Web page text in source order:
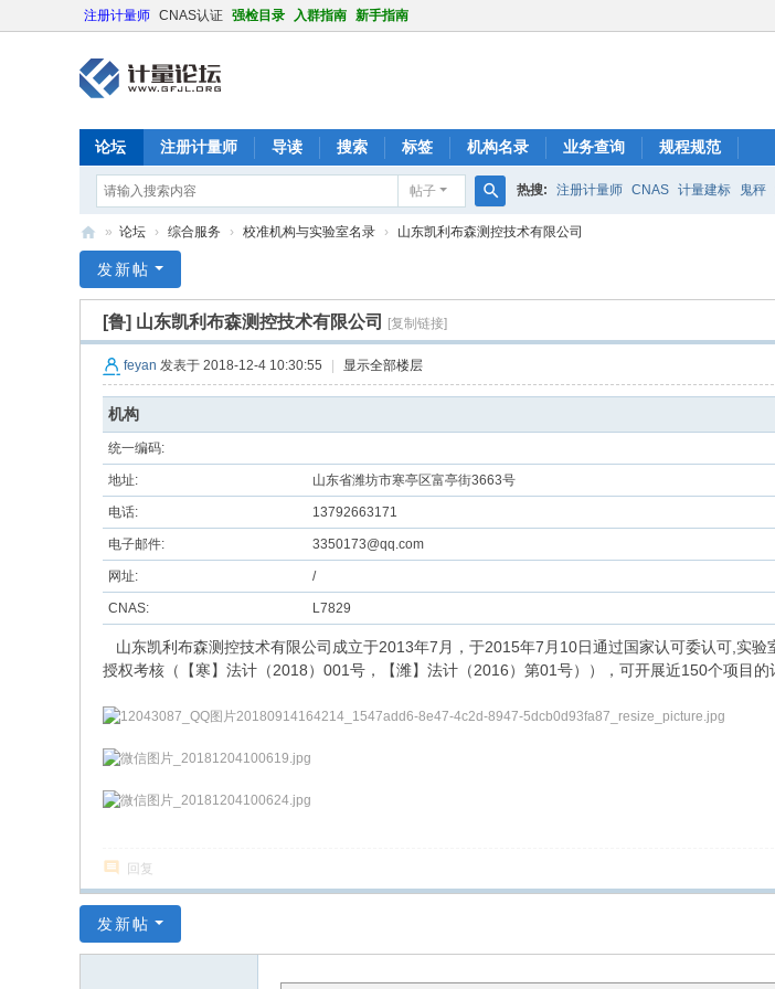
注册计量师 CNAS认证 强检目录 入群指南 新手指南
论坛 注册计量师 导读 搜索 标签 机构名录 业务查询 规程规范
帖子
搜
热搜: 注册计量师 CNAS 计量建标 鬼秤
量
» 论坛 › 综合服务 › 校准机构与实验室名录 › 山东凯利布森测控技术有限公司
发新帖
[鲁] 山东凯利布森测控技术有限公司 [复制链接]
feyan 发表于 2018-12-4 10:30:55 显示全部楼层
机构
统一编码:
地址: 山东省潍坊市寒亭区富亭街3663号
电话: 13792663171
电子邮件: 3350173@qq.com
网址: /
CNAS: L7829
山东凯利布森测控技术有限公司成立于2013年7月，于2015年7月10日通过国家认可委认可,实
授权考核（【寒】法计（2018）001号，【潍】法计（2016）第01号）），可开展近150个项目
回复
发新帖